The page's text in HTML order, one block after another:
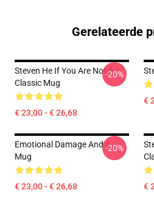
Gerelateerde
Steven He If You Are Not A
Classic Mug
€ 23,00 - € 26,68
-20%
€
Emotional Damage And A
Mug
€ 23,00 - € 26,68
-20%
€